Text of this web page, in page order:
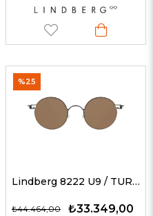
Lindberg 8222 U9 / TURUNCU 47 - 145 G Unisex Güneş Gözlükleri
₺33.349,00
₺44.464,00
%25